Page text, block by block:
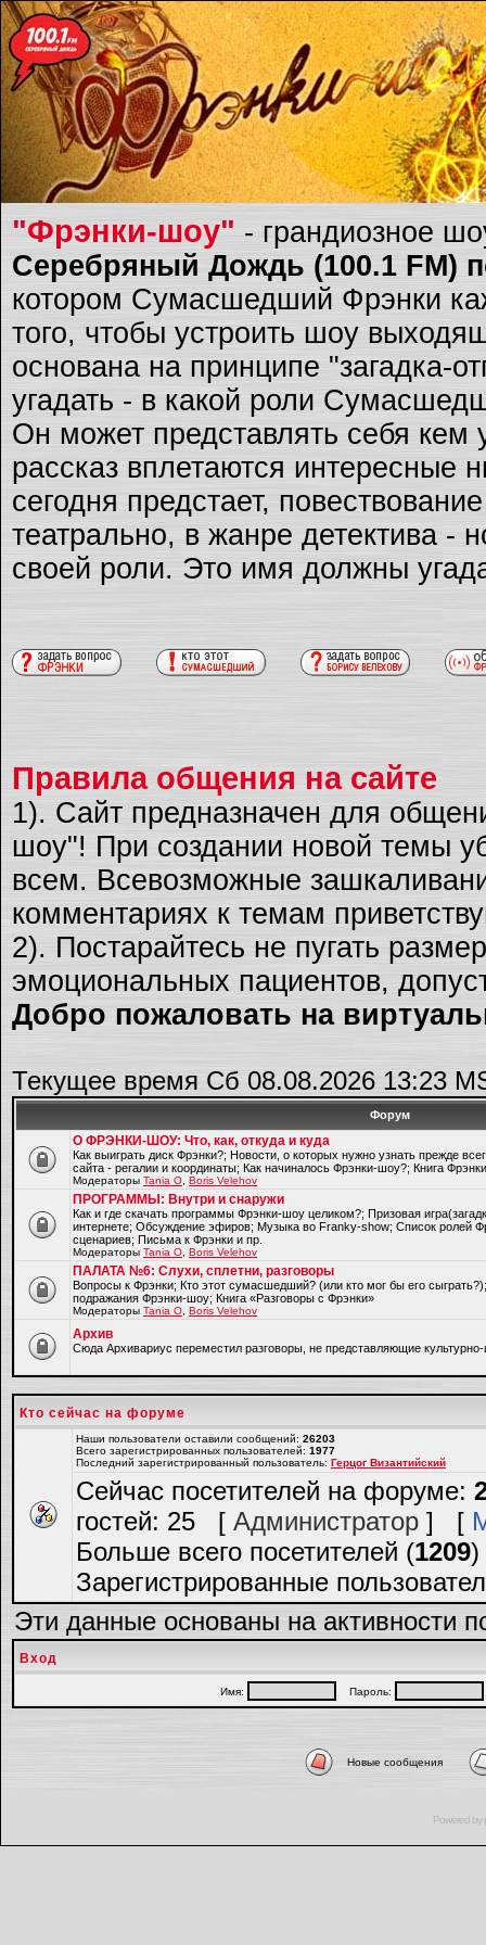
"Фрэнки-шоу" - грандиозное
Серебряный Дождь (100.1 FM)
котором Сумасшедший Фрэнки
того, чтобы устроить шоу
основана на принципе "загадка-
угадать - в какой роли
Он может представлять себя
рассказ вплетаются интересные
сегодня предстает,
театрально, в жанре детектива -
своей роли. Это имя должны
Правила общения на сайте
1). Сайт предназначен для
шоу"! При создании новой темы
всем. Всевозможные
комментариях к темам
2). Постарайтесь не пугать
эмоциональных пациентов,
Добро пожаловать на
Текущее время Сб 08.08.2026 13:23
Форум
О ФРЭНКИ-ШОУ: Что, как, откуда и куда
Как выиграть диск Фрэнки?; Новости, о которых нужно узнать прежде
сайта - регалии и координаты; Как начиналось Фрэнки-шоу?; Книга
Модераторы Tania O Boris Velehov
ПРОГРАММЫ: Внутри и снаружи
Как и где скачать программы Фрэнки-шоу целиком?; Призовая
интернете; Обсуждение эфиров; Музыка во Franky-show; Список ролей
сценариев; Письма к Фрэнки и пр.
Модераторы Tania O Boris Velehov
ПАЛАТА №6: Слухи, сплетни, разговоры
Вопросы к Фрэнки; Кто этот сумасшедший? (или кто мог бы его
подражания Фрэнки-шоу; Книга «Разговоры с Фрэнки»
Модераторы Tania O Boris Velehov
Архив
Cюда Архивариус переместил разговоры, не представляющие культурно-
Кто сейчас на форуме
Наши пользователи оставили сообщений: 26203
Всего зарегистрированных пользователей: 1977
Последний зарегистрированный пользователь: Герцог Византийский
Сейчас посетителей на форуме:
гостей: 25 [ Администратор ] [
Больше всего посетителей (1209)
Зарегистрированные
Эти данные основаны на активности
Вход
Имя: Пароль:
Новые сообщения
Powered by